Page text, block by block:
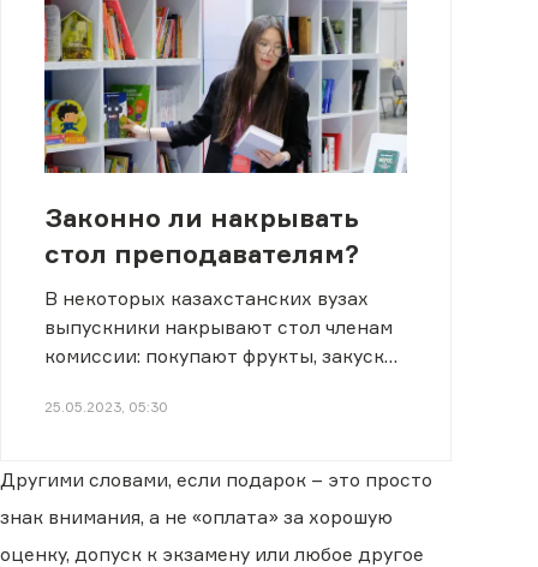
Законно ли накрывать
стол преподавателям?
В некоторых казахстанских вузах
выпускники накрывают стол членам
комиссии: покупают фрукты, закуски,
25.05.2023, 05:30
Другими словами, если подарок – это просто
знак внимания, а не «оплата» за хорошую
оценку, допуск к экзамену или любое другое